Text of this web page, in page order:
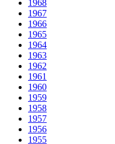
1968
1967
1966
1965
1964
1963
1962
1961
1960
1959
1958
1957
1956
1955